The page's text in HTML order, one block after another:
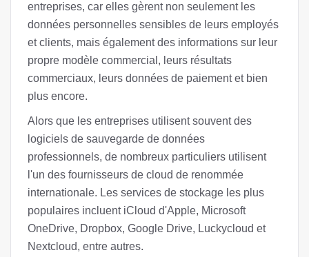
entreprises, car elles gèrent non seulement les
données personnelles sensibles de leurs employés
et clients, mais également des informations sur leur
propre modèle commercial, leurs résultats
commerciaux, leurs données de paiement et bien
plus encore.
Alors que les entreprises utilisent souvent des
logiciels de sauvegarde de données
professionnels, de nombreux particuliers utilisent
l'un des fournisseurs de cloud de renommée
internationale. Les services de stockage les plus
populaires incluent iCloud d'Apple, Microsoft
OneDrive, Dropbox, Google Drive, Luckycloud et
Nextcloud, entre autres.